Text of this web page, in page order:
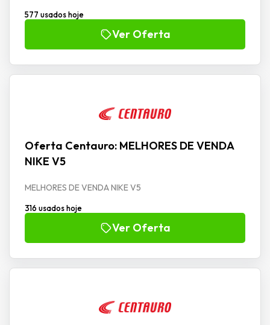
577 usados hoje
Ver Oferta
Oferta Centauro: MELHORES DE VENDA
NIKE V5
MELHORES DE VENDA NIKE V5
316 usados hoje
Ver Oferta